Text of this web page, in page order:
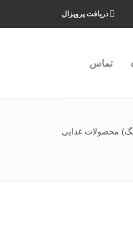
دریافت پروپزال
تماس
محصولات غذایی